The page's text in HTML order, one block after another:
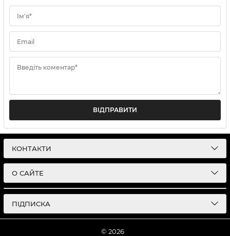
Ім'я*
Email
Введіть коментар*
ВІДПРАВИТИ
КОНТАКТИ
О САЙТЕ
ПІДПИСКА
© 2026